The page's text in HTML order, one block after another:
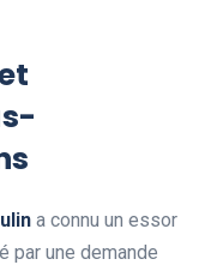
a connu un essor
par une demande